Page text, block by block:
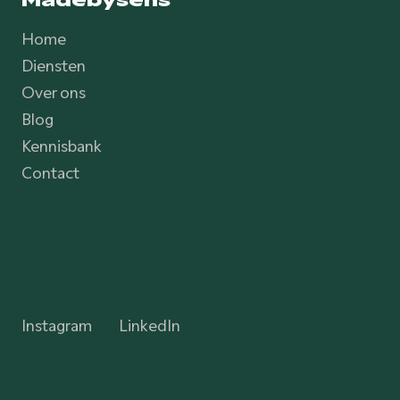
Home
Diensten
Over ons
Blog
Kennisbank
Contact
Instagram LinkedIn